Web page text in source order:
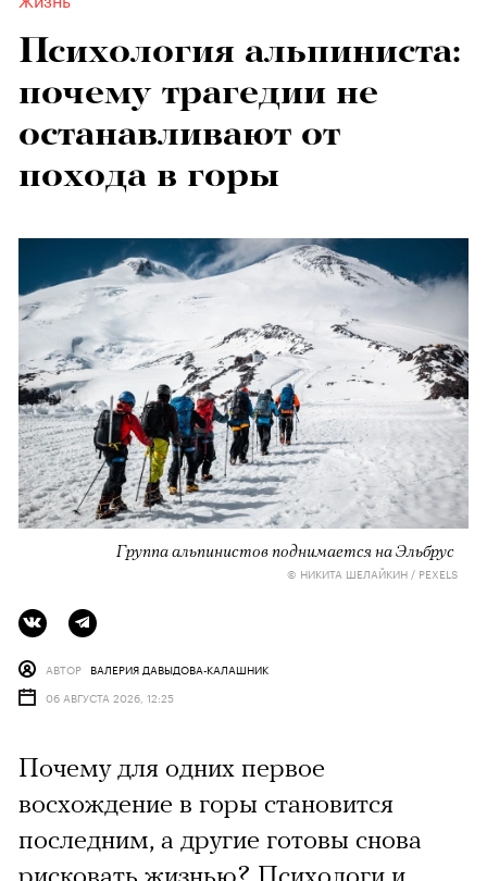
Психология альпиниста:
почему трагедии не
останавливают от
похода в горы
Группа альпинистов поднимается на Эльбрус
© НИКИТА ШЕЛАЙКИН / PEXELS
АВТОР ВАЛЕРИЯ ДАВЫДОВА-КАЛАШНИК
06 АВГУСТА 2026, 12:25
Почему для одних первое
восхождение в горы становится
последним, а другие готовы снова
рисковать жизнью? Психологи и